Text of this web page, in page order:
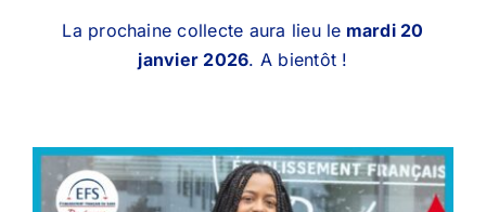
La prochaine collecte aura lieu le mardi 20
janvier 2026. A bientôt !